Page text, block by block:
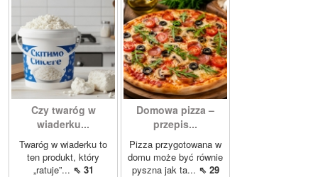
Czy twaróg w
wiaderku...
Twaróg w wiaderku to
ten produkt, który
„ratuje”... ⇖ 31
Domowa pizza –
przepis...
Pizza przygotowana w
domu może być równie
pyszna jak ta... ⇖ 29